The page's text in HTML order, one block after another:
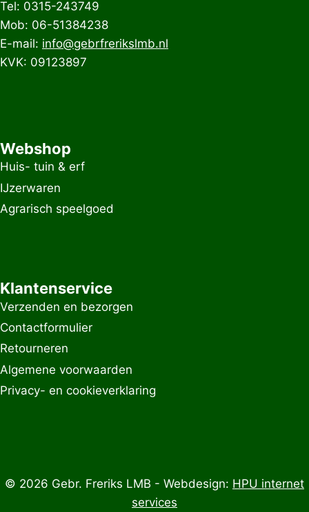
Tel: 0315-243749
Mob: 06-51384238
E-mail: info@gebrfrerikslmb.nl
KVK: 09123897
Webshop
Huis- tuin & erf
IJzerwaren
Agrarisch speelgoed
Klantenservice
Verzenden en bezorgen
Contactformulier
Retourneren
Algemene voorwaarden
Privacy- en cookieverklaring
© 2026 Gebr. Freriks LMB - Webdesign: HPU internet
services